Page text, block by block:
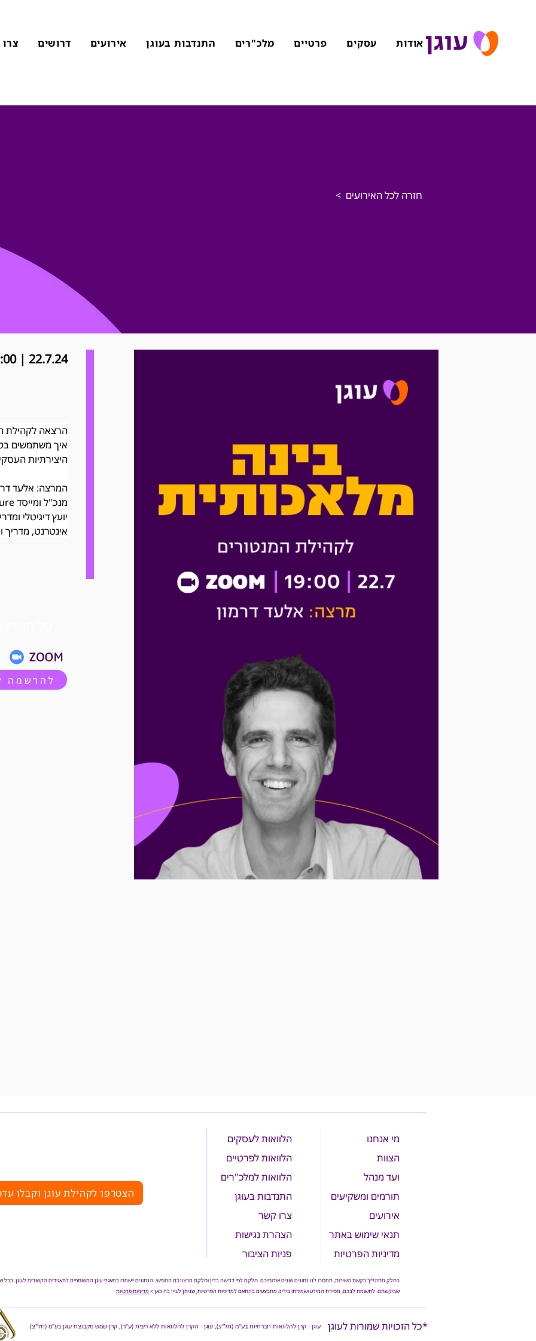
אודות עסקים פרטיים מלכ"רים התנדבות בעוגן אירועים דרושים
< חזרה לכל האירועים
22.7.24 | 19:00
הרצאה לקהילת
איך משתמשים
היצירתיות
המרצה: אלעד
מנכ"ל ומייסד Digital Culture - תרבות דיגיטלית.
יועץ דיגיטלי
אינטרנט, מדריך
להרשמה
הצטרפו לקהילת עוגן וקבלו
הלוואות לעסקים
הלוואות לפרטיים
הלוואות למלכ"רים
התנדבות בעוגן
צרו קשר
הצהרת נגישות
פניות הציבור
מי אנחנו
הצוות
ועד מנהל
תורמים ומשקיעים
אירועים
תנאי שימוש באתר
מדיניות הפרטיות
כחלק מתהליך בקשת השירות, תמסרו לנו נתונים שונים אודותיכם. חלקם לפי דרישה בדין וחלקם מרצונכם החופשי. הנתונים יישמרו במאגרי עוגן המשותפים לתאגידים הקשורים לעוגן.
שביקשתם. לתשומת לבכם, מסירת המידע ושמירתו בידינו מתבצעים בהתאם למדיניות הפרטיות, שניתן לעיין בה כאן > מדיניות פרטיות
*כל הזכויות שמורות לעוגן עוגן - קרן להלוואות חברתיות בע"מ (חל"צ), עוגן - הקרן להלוואות ללא ריבית (ע"ר), קרן-שמש מקבוצת עוגן בע"מ (חל"צ)